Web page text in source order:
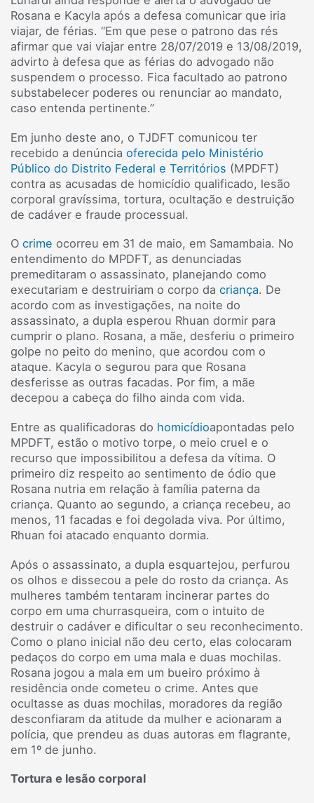
Rosana e Kacyla após a defesa comunicar que iria
viajar, de férias. “Em que pese o patrono das rés
afirmar que vai viajar entre 28/07/2019 e 13/08/2019,
advirto à defesa que as férias do advogado não
suspendem o processo. Fica facultado ao patrono
substabelecer poderes ou renunciar ao mandato,
caso entenda pertinente.”
Em junho deste ano, o TJDFT comunicou ter
recebido a denúncia oferecida pelo Ministério
Público do Distrito Federal e Territórios (MPDFT)
contra as acusadas de homicídio qualificado, lesão
corporal gravíssima, tortura, ocultação e destruição
de cadáver e fraude processual.
O crime ocorreu em 31 de maio, em Samambaia. No
entendimento do MPDFT, as denunciadas
premeditaram o assassinato, planejando como
executariam e destruiriam o corpo da criança. De
acordo com as investigações, na noite do
assassinato, a dupla esperou Rhuan dormir para
cumprir o plano. Rosana, a mãe, desferiu o primeiro
golpe no peito do menino, que acordou com o
ataque. Kacyla o segurou para que Rosana
desferisse as outras facadas. Por fim, a mãe
decepou a cabeça do filho ainda com vida.
Entre as qualificadoras do homicídioapontadas pelo
MPDFT, estão o motivo torpe, o meio cruel e o
recurso que impossibilitou a defesa da vítima. O
primeiro diz respeito ao sentimento de ódio que
Rosana nutria em relação à família paterna da
criança. Quanto ao segundo, a criança recebeu, ao
menos, 11 facadas e foi degolada viva. Por último,
Rhuan foi atacado enquanto dormia.
Após o assassinato, a dupla esquartejou, perfurou
os olhos e dissecou a pele do rosto da criança. As
mulheres também tentaram incinerar partes do
corpo em uma churrasqueira, com o intuito de
destruir o cadáver e dificultar o seu reconhecimento.
Como o plano inicial não deu certo, elas colocaram
pedaços do corpo em uma mala e duas mochilas.
Rosana jogou a mala em um bueiro próximo à
residência onde cometeu o crime. Antes que
ocultasse as duas mochilas, moradores da região
desconfiaram da atitude da mulher e acionaram a
polícia, que prendeu as duas autoras em flagrante,
em 1º de junho.
Tortura e lesão corporal